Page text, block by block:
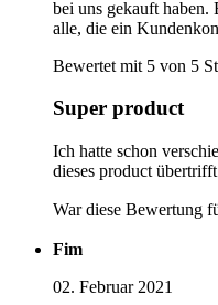
bei uns gekauft haben.
alle, die ein
Bewertet mit 5 von 5
Super product
Ich hatte schon
dieses product
War diese Bewertung
Fim
02. Februar 2021